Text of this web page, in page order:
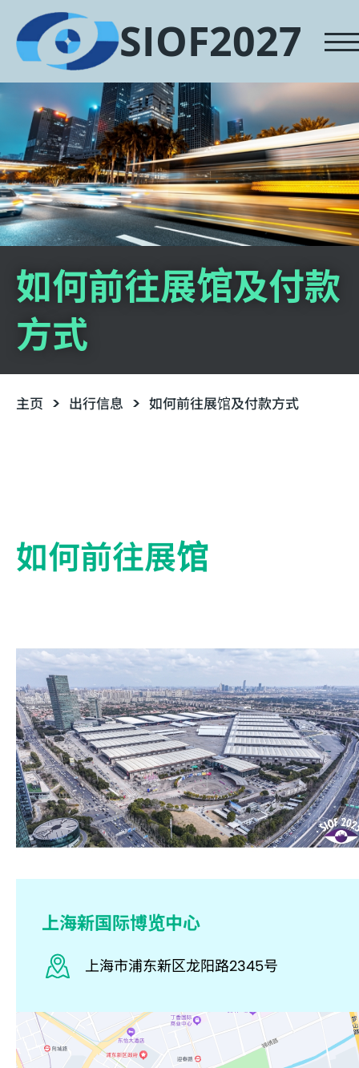
SIOF2027
如何前往展馆及付款
方式
主页 出行信息 如何前往展馆及付款方式
如何前往展馆
上海新国际博览中心
上海市浦东新区龙阳路2345号